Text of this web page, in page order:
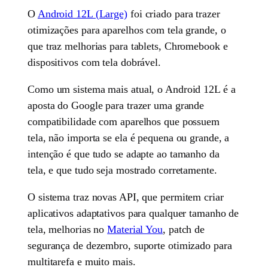
O Android 12L (Large) foi criado para trazer
otimizações para aparelhos com tela grande, o
que traz melhorias para tablets, Chromebook e
dispositivos com tela dobrável.
Como um sistema mais atual, o Android 12L é a
aposta do Google para trazer uma grande
compatibilidade com aparelhos que possuem
tela, não importa se ela é pequena ou grande, a
intenção é que tudo se adapte ao tamanho da
tela, e que tudo seja mostrado corretamente.
O sistema traz novas API, que permitem criar
aplicativos adaptativos para qualquer tamanho de
tela, melhorias noMaterial You, patch de
segurança de dezembro, suporte otimizado para
multitarefa e muito mais.